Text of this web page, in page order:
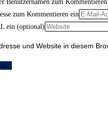
Benutzernamen zum
zum Kommentieren ein
ein (optional)
und Website in diesem